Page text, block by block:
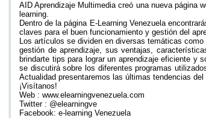
AID Aprendizaje Multimedia creó una nueva página
learning.
Dentro de la página E-Learning Venezuela
claves para el buen funcionamiento y gestión del
Los artículos se dividen en diversas temáticas
gestión de aprendizaje, sus ventajas,
brindarte tips para lograr un aprendizaje eficiente y
se discutirá sobre los diferentes programas
Actualidad presentaremos las últimas tendencias
¡Visítanos!
Web : www.elearningvenezuela.com
Twitter : @elearningve
Facebook: e-learning Venezuela